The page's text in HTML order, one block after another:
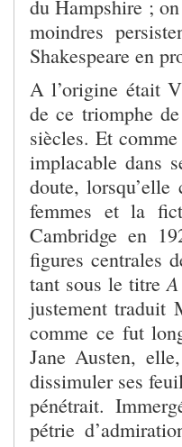
du Hampshire ;
moindres
Shakespeare en
A l’origine était
de ce triomphe
siècles. Et
implacable dans
doute, lorsqu’elle
femmes et la
Cambridge en
figures centrales
tant sous le titreA
justement traduit
comme ce fut
Jane Austen,
dissimuler ses
pénétrait.
pétrie